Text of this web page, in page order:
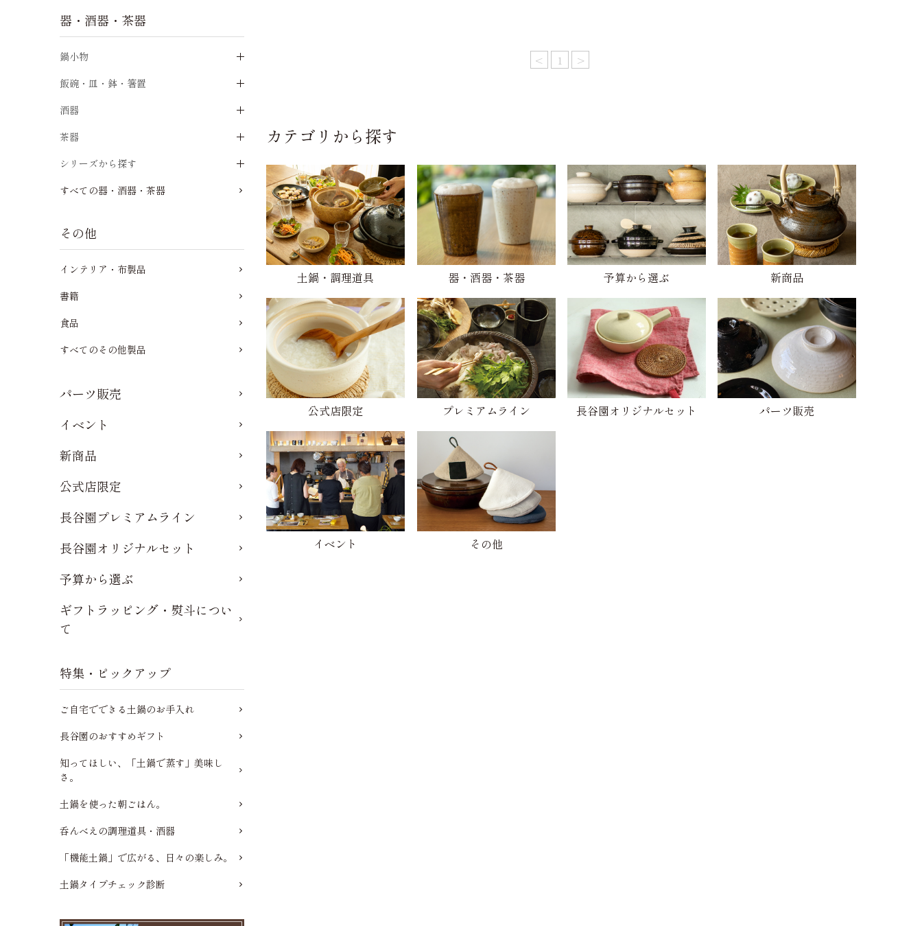
< 1 >
カテゴリから探す
土鍋・調理道具 器・酒器・茶器 予算から選ぶ 新商品
公式店限定 プレミアムライン 長谷園オリジナルセット パーツ販売
イベント その他
器・酒器・茶器
鍋小物
飯碗・皿・鉢・箸置
酒器
茶器
シリーズから探す
すべての器・酒器・茶器
その他
インテリア・布製品
書籍
食品
すべてのその他製品
パーツ販売
イベント
新商品
公式店限定
長谷園プレミアムライン
長谷園オリジナルセット
予算から選ぶ
ギフトラッピング・熨斗につい
て
特集・ピックアップ
ご自宅でできる土鍋のお手入れ
長谷園のおすすめギフト
知ってほしい、「土鍋で蒸す」美味し
さ。
土鍋を使った朝ごはん。
呑んべえの調理道具・酒器
「機能土鍋」で広がる、日々の楽しみ。
土鍋タイプチェック診断